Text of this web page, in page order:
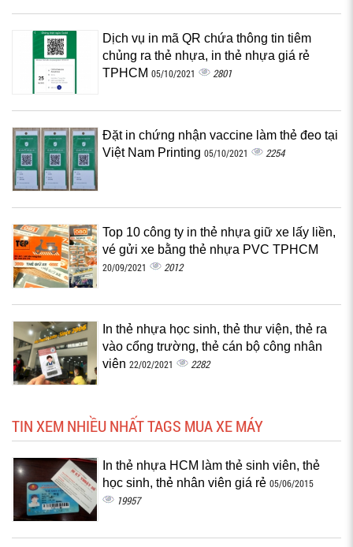
Dịch vụ in mã QR chứa thông tin tiêm
chủng ra thẻ nhựa, in thẻ nhựa giá rẻ
TPHCM 05/10/2021 2801
Đặt in chứng nhận vaccine làm thẻ đeo tại
Việt Nam Printing 05/10/2021 2254
Top 10 công ty in thẻ nhựa giữ xe lấy liền,
vé gửi xe bằng thẻ nhựa PVC TPHCM
20/09/2021 2012
In thẻ nhựa học sinh, thẻ thư viện, thẻ ra
vào cổng trường, thẻ cán bộ công nhân
viên 22/02/2021 2282
TIN XEM NHIỀU NHẤT TAGS MUA XE MÁY
In thẻ nhựa HCM làm thẻ sinh viên, thẻ
học sinh, thẻ nhân viên giá rẻ 05/06/2015
19957